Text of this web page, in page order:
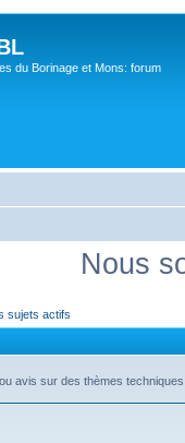
du Borinage et Mons: forum
Nous
sujets actifs
avis sur des thèmes